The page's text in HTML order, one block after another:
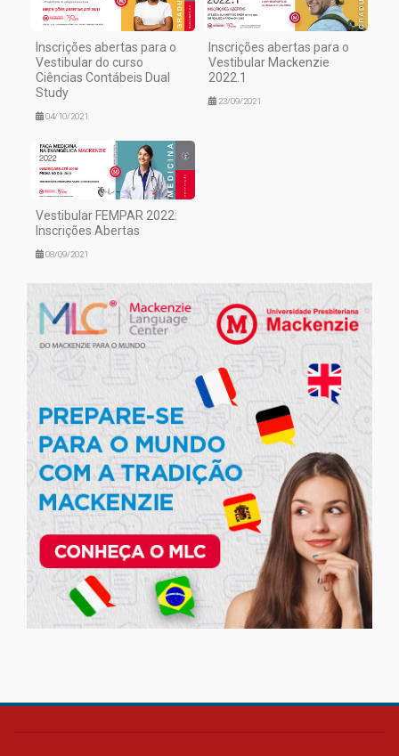
Inscrições abertas para o
Vestibular do curso
Ciências Contábeis Dual
Study
04/10/2021
Inscrições abertas para o
Vestibular Mackenzie
2022.1
23/09/2021
Vestibular FEMPAR 2022:
Inscrições Abertas
08/09/2021